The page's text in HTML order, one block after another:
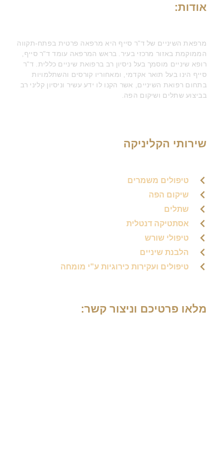
אודות:
מרפאת השיניים של ד"ר סייף היא מרפאה פרטית בפתח-תקווה
הממוקמת באזור מרכזי בעיר. בראש המרפאה עומד ד"ר סייף,
רופא שיניים מוסמך בעל ניסיון רב ברפואת שיניים כללית. ד"ר
סייף הינו בעל תואר אקדמי, ומאחוריו קורסים והשתלמויות
בתחום רפואת השיניים, אשר הקנו לו ידע עשיר וניסיון קליני רב
בביצוע שתלים ושיקום הפה.
שירותי הקליניקה
טיפולים משמרים
שיקום הפה
שתלים
אסתטיקה דנטלית
טיפולי שורש
הלבנת שיניים
טיפולים ועקירות כירוגיות ע"י מומחה
מלאו פרטיכם וניצור קשר: